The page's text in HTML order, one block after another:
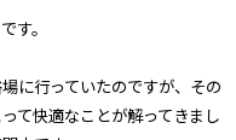
す。
に行っていたのですが、その
て快適なことが解ってきまし